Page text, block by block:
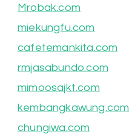
Mrobak.com
miekungfu.com
cafetemankita.com
rmjasabundo.com
mimoosajkt.com
kembangkawung.com
chungiwa.com